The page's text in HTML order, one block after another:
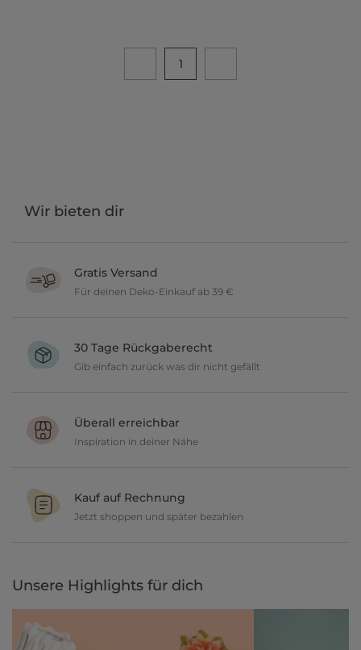
1
Wir bieten dir
Gratis Versand
Für deinen Deko-Einkauf ab 39 €
30 Tage Rückgaberecht
Gib einfach zurück was dir nicht gefällt
Überall erreichbar
Inspiration in deiner Nähe
und lasse dich inspirieren.
Kauf auf Rechnung
Jetzt shoppen und später bezahlen
Unsere Highlights für dich